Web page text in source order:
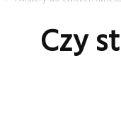
Czy